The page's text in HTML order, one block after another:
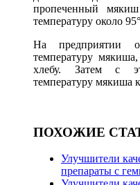
пропеченный
температуру около
На предприятии
температуру
хлебу. Затем с
температуру мякиша
ПОХОЖИЕ
Улучшители
препараты с